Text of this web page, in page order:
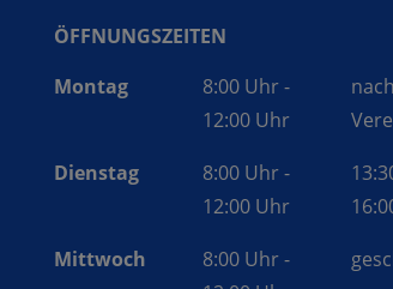
ÖFFNUNGSZEITEN
Montag
8:00 Uhr -
12:00 Uhr
nach
Dienstag
8:00 Uhr -
12:00 Uhr
Mittwoch
8:00 Uhr -